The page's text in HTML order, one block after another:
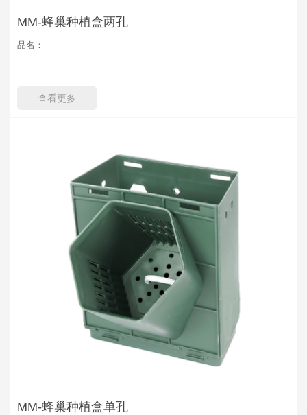
MM-蜂巢种植盒两孔
品名：
查看更多
MM-蜂巢种植盒单孔